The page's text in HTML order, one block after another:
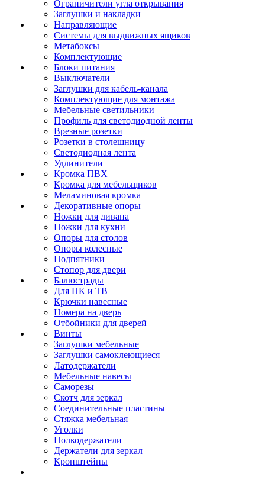
Ограничители угла открывания
Заглушки и накладки
Направляющие
Системы для выдвижных ящиков
Метабоксы
Комплектующие
Блоки питания
Выключатели
Заглушки для кабель-канала
Комплектующие для монтажа
Мебельные светильники
Профиль для светодиодной ленты
Врезные розетки
Розетки в столешницу
Светодиодная лента
Удлинители
Кромка ПВХ
Кромка для мебельщиков
Меламиновая кромка
Декоративные опоры
Ножки для дивана
Ножки для кухни
Опоры для столов
Опоры колесные
Подпятники
Стопор для двери
Балюстрады
Для ПК и ТВ
Крючки навесные
Номера на дверь
Отбойники для дверей
Винты
Заглушки мебельные
Заглушки самоклеющиеся
Латодержатели
Мебельные навесы
Саморезы
Скотч для зеркал
Соединительные пластины
Стяжка мебельная
Уголки
Полкодержатели
Держатели для зеркал
Кронштейны